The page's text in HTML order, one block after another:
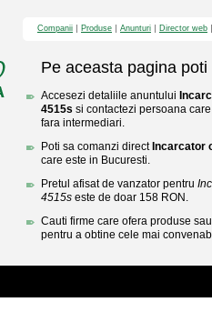
Companii Produse Anunturi Director web
Pe aceasta pagina poti
Accesezi detaliile anuntului
4515s si contactezi persoana
fara intermediari.
Poti sa comanzi direct Incarcator
care este in Bucuresti.
Pretul afisat de vanzator pentru
4515s este de doar 158 RON.
Cauti firme care ofera produse
pentru a obtine cele mai